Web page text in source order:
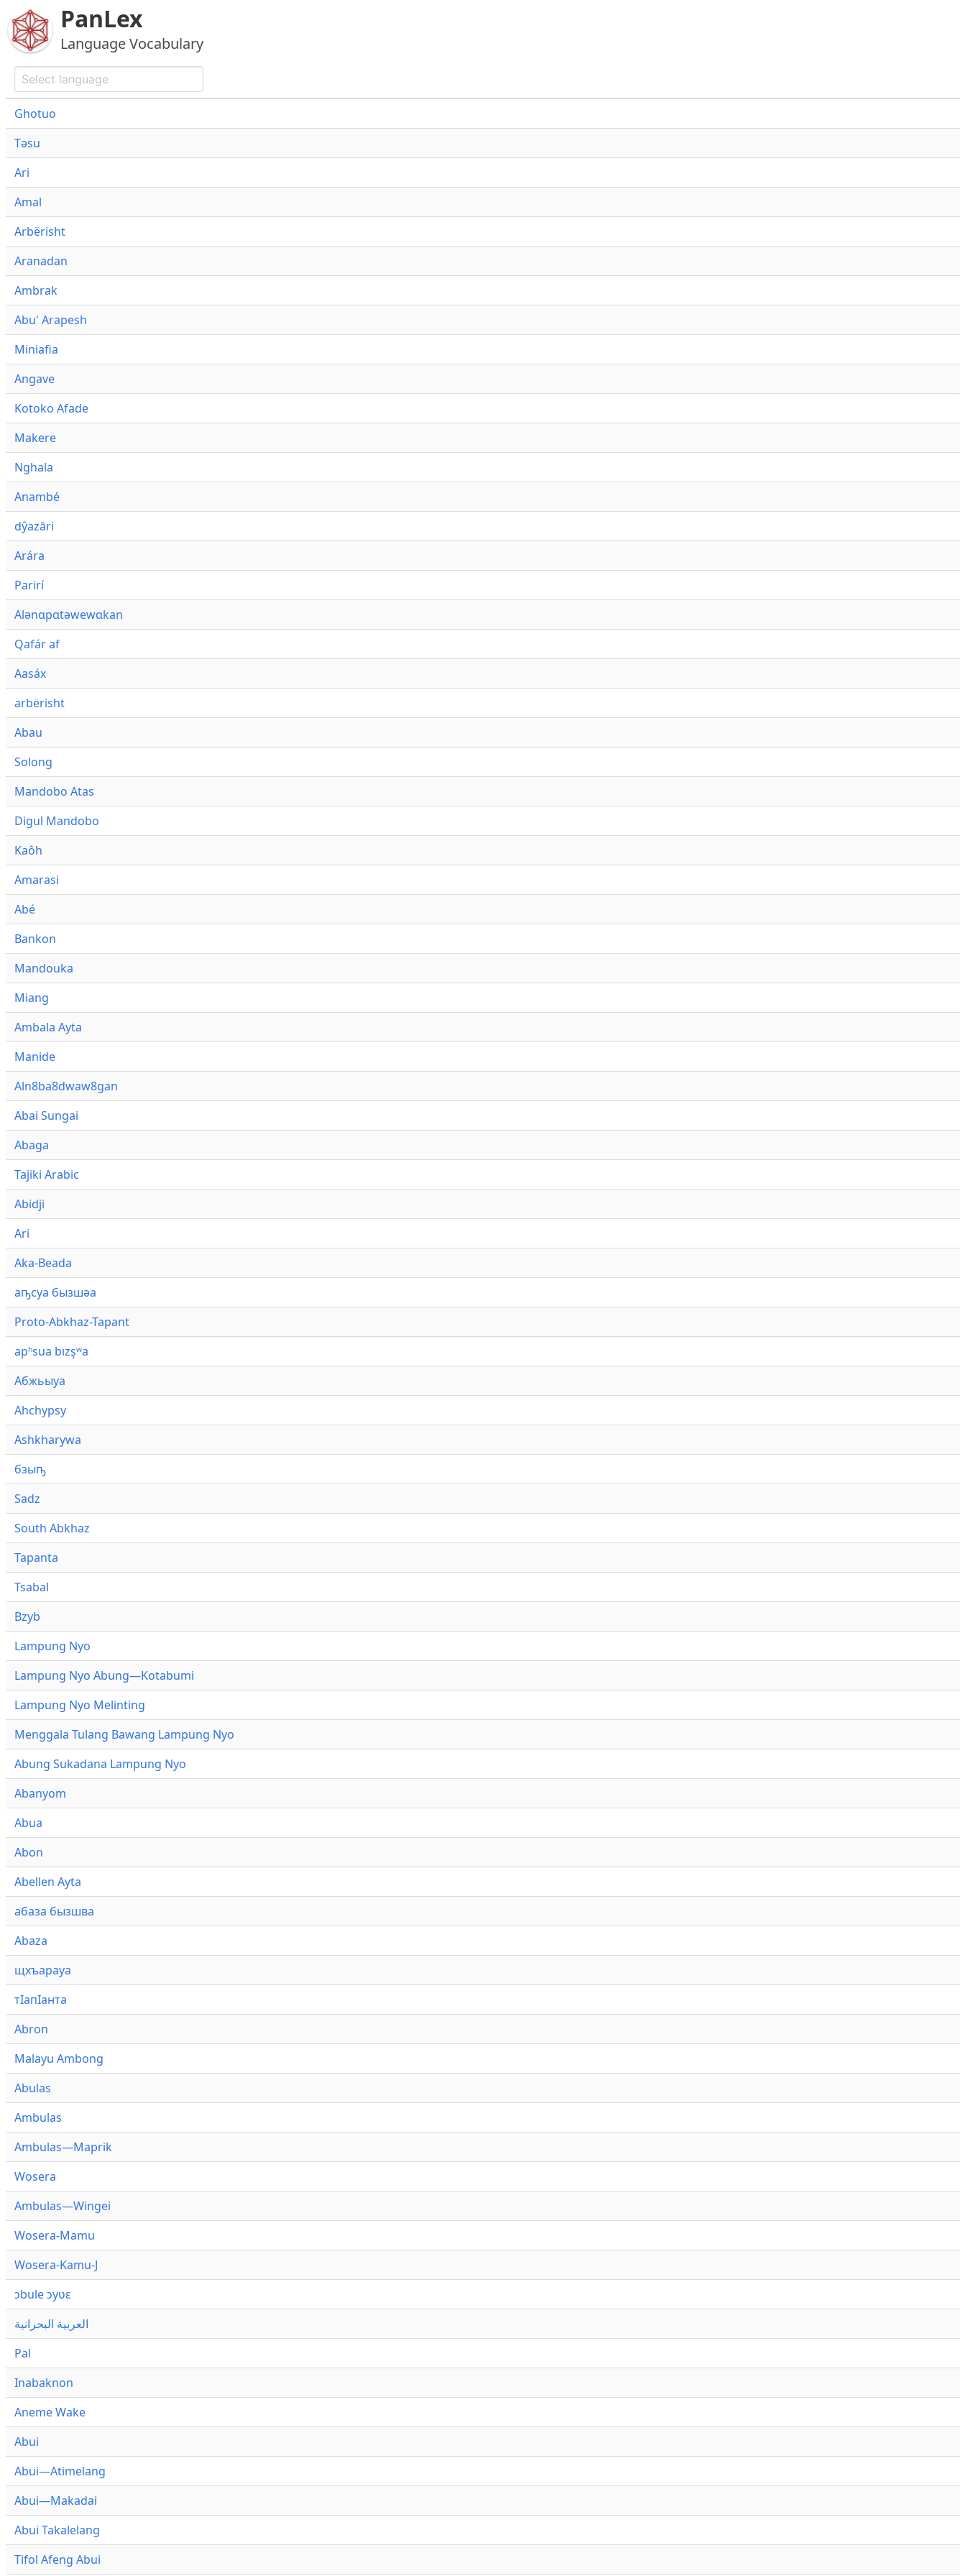
PanLex
Language Vocabulary
Ghotuo
Təsu
Ari
Amal
Arbërisht
Aranadan
Ambrak
Abu' Arapesh
Miniafia
Angave
Kotoko Afade
Makere
Nghala
Anambé
dŷazāri
Arára
Parirí
Alənɑpɑtəwewɑkan
Qafár af
Aasáx
arbërisht
Abau
Solong
Mandobo Atas
Digul Mandobo
Kaôh
Amarasi
Abé
Bankon
Mandouka
Miang
Ambala Ayta
Manide
Aln8ba8dwaw8gan
Abai Sungai
Abaga
Tajiki Arabic
Abidji
Ari
Aka-Beada
аҧсуа бызшәа
Proto-Abkhaz-Tapant
apʰsua bızşʷa
Абжьыуа
Ahchypsy
Ashkharywa
бзыҧ
Sadz
South Abkhaz
Tapanta
Tsabal
Bzyb
Lampung Nyo
Lampung Nyo Abung—Kotabumi
Lampung Nyo Melinting
Menggala Tulang Bawang Lampung Nyo
Abung Sukadana Lampung Nyo
Abanyom
Abua
Abon
Abellen Ayta
абаза бызшва
Abaza
щхъарауа
тӏапӏанта
Abron
Malayu Ambong
Abulas
Ambulas
Ambulas—Maprik
Wosera
Ambulas—Wingei
Wosera-Mamu
Wosera-Kamu-J
ɔbule ɔyʋɛ
العربية البحرانية
Pal
Inabaknon
Aneme Wake
Abui
Abui—Atimelang
Abui—Makadai
Abui Takalelang
Tifol Afeng Abui